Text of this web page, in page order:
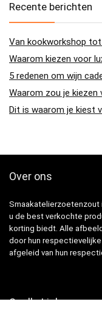
Recente berichten
Van kookworkshop
Waarom kiezen voor
5 redenen om wijn
Waarom zou je kiezen
Dit is waarom je kiest
Over ons
Smaakatelierzoetenzout
u de best verkochte
korting biedt. Alle
door hun
afgeleid van hun
Snelle Links